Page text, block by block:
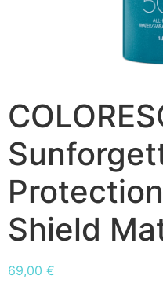
Shield
69,00 €